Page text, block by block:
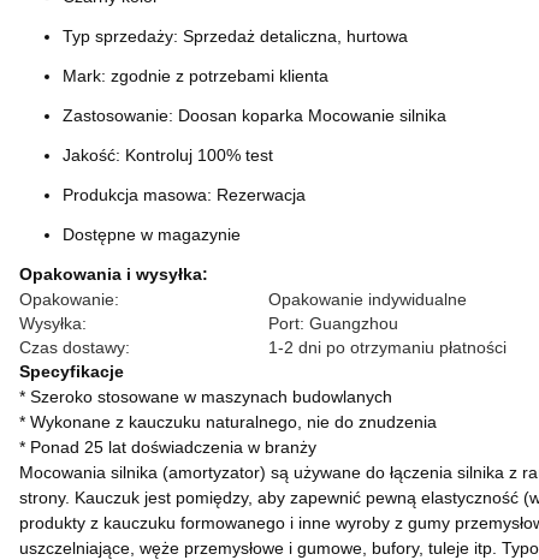
Typ sprzedaży: Sprzedaż detaliczna, hurtowa
Mark: zgodnie z potrzebami klienta
Zastosowanie: Doosan koparka Mocowanie silnika
Jakość: Kontroluj 100% test
Produkcja masowa: Rezerwacja
Dostępne w magazynie
Opakowania i wysyłka:
Opakowanie:
Opakowanie indywidualne
Wysyłka:
Port: Guangzhou
Czas dostawy:
1-2 dni po otrzymaniu płatności
Specyfikacje
* Szeroko stosowane w maszynach budowlanych
* Wykonane z kauczuku naturalnego, nie do znudzenia
* Ponad 25 lat doświadczenia w branży
Mocowania silnika (amortyzator) są używane do łączenia silnika z
strony. Kauczuk jest pomiędzy, aby zapewnić pewną elastyczność
produkty z kauczuku formowanego i inne wyroby z gumy
uszczelniające, węże przemysłowe i gumowe, bufory, tuleje itp.